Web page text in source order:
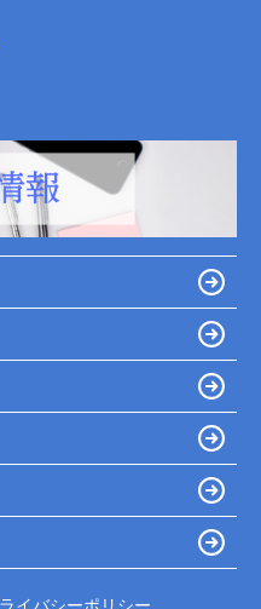
イバシーポリシー